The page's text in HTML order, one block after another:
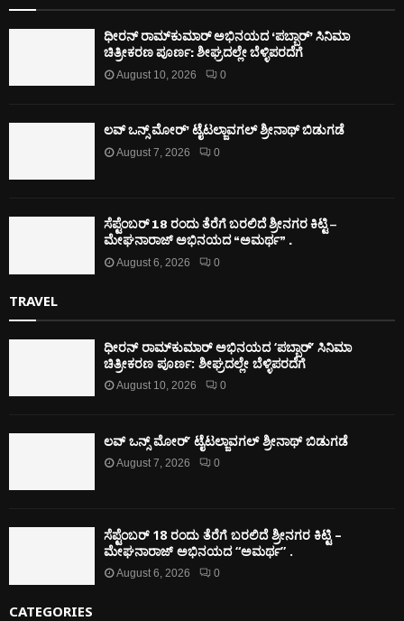
ಧೀರನ್ ರಾಮ್‌ಕುಮಾರ್ ಅಭಿನಯದ ‘ಪಬ್ಬಾರ್’ ಸಿನಿಮಾ
ಚಿತ್ರೀಕರಣ ಪೂರ್ಣ: ಶೀಘ್ರದಲ್ಲೇ ಬೆಳ್ಳಿಪರದೆಗೆ
August 10, 2026 0
ಲವ್ ಒನ್ಸ್ ಮೋರ್’ ಟೈಟಲ್ಜಾವಗಲ್ ಶ್ರೀನಾಥ್ ಬಿಡುಗಡೆ
August 7, 2026 0
ಸೆಪ್ಟೆಂಬರ್ 18 ರಂದು ತೆರೆಗೆ ಬರಲಿದೆ ಶ್ರೀನಗರ ಕಿಟ್ಟಿ –
ಮೇಘನಾರಾಜ್ ಅಭಿನಯದ “ಅಮರ್ಥ” .
August 6, 2026 0
TRAVEL
ಧೀರನ್ ರಾಮ್‌ಕುಮಾರ್ ಅಭಿನಯದ ‘ಪಬ್ಬಾರ್’ ಸಿನಿಮಾ
ಚಿತ್ರೀಕರಣ ಪೂರ್ಣ: ಶೀಘ್ರದಲ್ಲೇ ಬೆಳ್ಳಿಪರದೆಗೆ
August 10, 2026 0
ಲವ್ ಒನ್ಸ್ ಮೋರ್’ ಟೈಟಲ್ಜಾವಗಲ್ ಶ್ರೀನಾಥ್ ಬಿಡುಗಡೆ
August 7, 2026 0
ಸೆಪ್ಟೆಂಬರ್ 18 ರಂದು ತೆರೆಗೆ ಬರಲಿದೆ ಶ್ರೀನಗರ ಕಿಟ್ಟಿ –
ಮೇಘನಾರಾಜ್ ಅಭಿನಯದ “ಅಮರ್ಥ” .
August 6, 2026 0
CATEGORIES